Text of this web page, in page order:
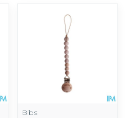
Bibs